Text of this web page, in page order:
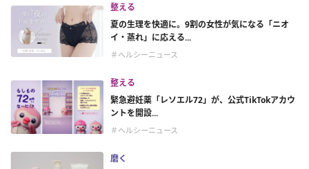
整える
夏の生理を快適に。9割の女性が気になる「ニオ
イ・蒸れ」に応える...
＃ヘルシーニュース
整える
緊急避妊薬「レソエル72」が、公式TikTokアカウ
ントを開設...
＃ヘルシーニュース
磨く